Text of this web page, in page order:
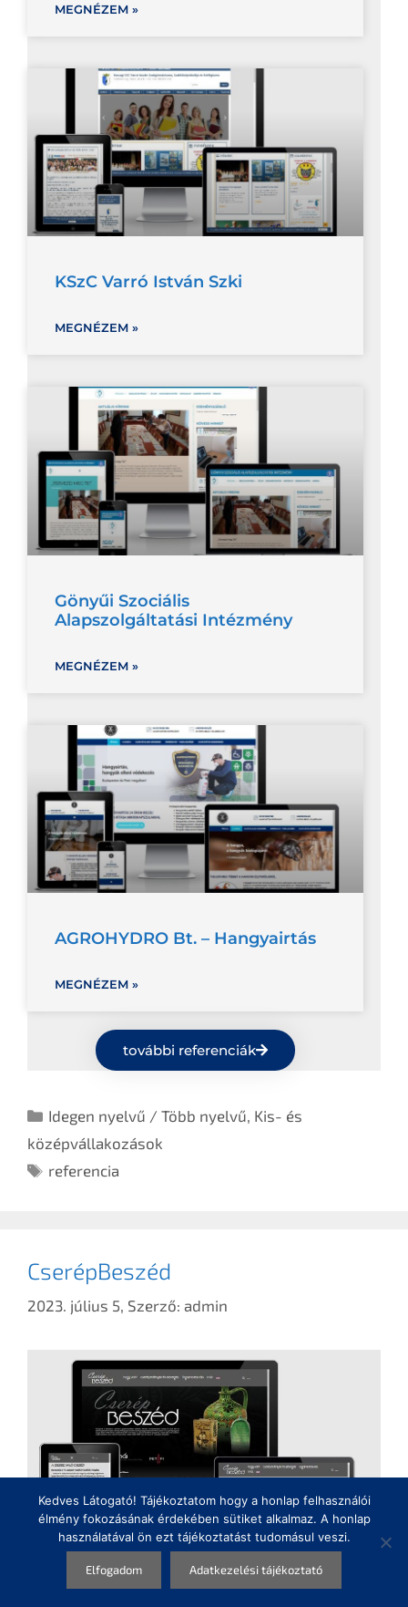
MEGNÉZEM »
KSzC Varró István Szki
MEGNÉZEM »
Gönyűi Szociális
Alapszolgáltatási Intézmény
MEGNÉZEM »
AGROHYDRO Bt. – Hangyairtás
MEGNÉZEM »
további referenciák
Idegen nyelvű / Több nyelvű Kis- és
középvállakozások
referencia
CserépBeszéd
2023. július 5, Szerző: admin
Kedves Látogató! Tájékoztatom hogy a honlap felhasználói
élmény fokozásának érdekében sütiket alkalmaz. A honlap
használatával ön ezt tájékoztatást tudomásul veszi.
Elfogadom Adatkezelési tájékoztató